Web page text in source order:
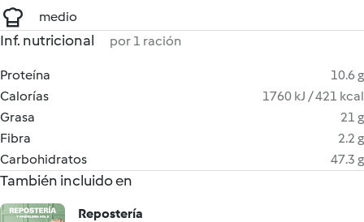
medio
Inf. nutricional por 1 ración
Proteína
10.6 g
Calorías
1760 kJ / 421 kcal
Grasa
21 g
Fibra
2.2 g
Carbohidratos
47.3 g
También incluido en
Repostería